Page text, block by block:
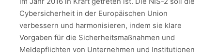
Cybersicherheit in der Europäischen Union
verbessern und harmonisieren, indem sie klare
Vorgaben für die Sicherheitsmaßnahmen und
Meldepflichten von Unternehmen und Institutionen